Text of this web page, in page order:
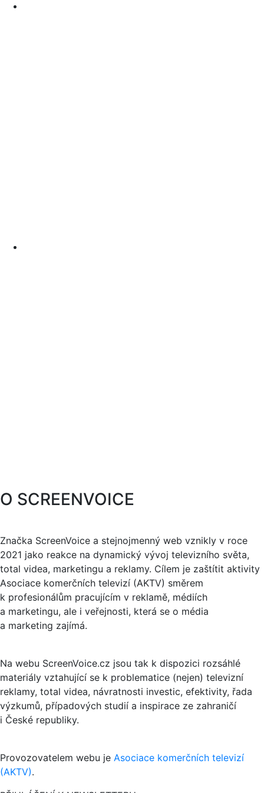
O SCREENVOICE
Značka ScreenVoice a stejnojmenný web vznikly v roce
2021 jako reakce na dynamický vývoj televizního světa,
total videa, marketingu a reklamy. Cílem je zaštítit aktivity
Asociace komerčních televizí (AKTV) směrem
k profesionálům pracujícím v reklamě, médiích
a marketingu, ale i veřejnosti, která se o média
a marketing zajímá.
Na webu ScreenVoice.cz jsou tak k dispozici rozsáhlé
materiály vztahující se k problematice (nejen) televizní
reklamy, total videa, návratnosti investic, efektivity, řada
výzkumů, případových studií a inspirace ze zahraničí
i České republiky.
Provozovatelem webu je Asociace komerčních televizí
(AKTV).